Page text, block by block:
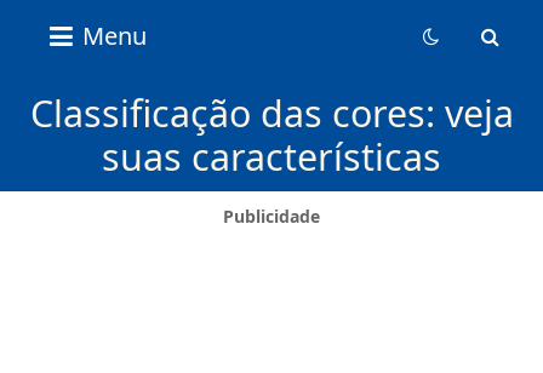
Content Menu
Classificação das cores: veja
suas características